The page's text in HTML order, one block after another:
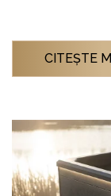
CITEŞTE